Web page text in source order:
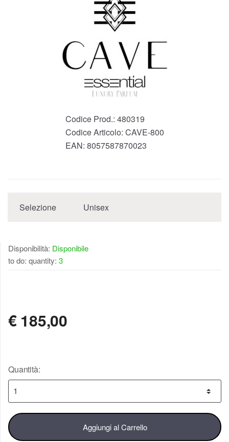
Codice Prod.: 480319
Codice Articolo: CAVE-800
EAN: 8057587870023
Selezione Unisex
Disponibilità: Disponibile
to do: quantity: 3
€ 185,00
Quantità:
Aggiungi al Carrello